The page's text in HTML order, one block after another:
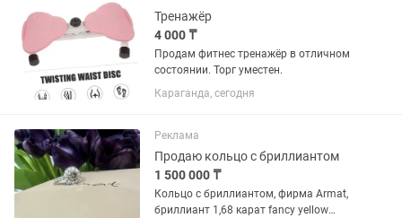
Тренажёр
4 000 ₸
Продам фитнес тренажёр в отличном
состоянии. Торг уместен.
Караганда, сегодня
Реклама
Продаю кольцо с бриллиантом
1 500 000 ₸
Кольцо с бриллиантом, фирма Armat,
бриллиант 1,68 карат fancy yellow